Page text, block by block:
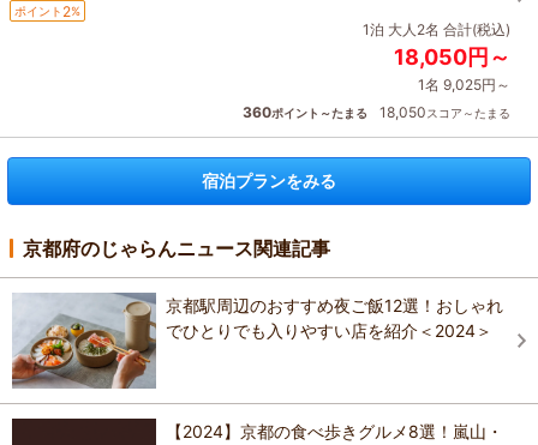
ポイント 2%
1泊 大人2名 合計(税込)
18,050円～
1名 9,025円～
360ポイント～たまる 18,050スコア～たまる
宿泊プランをみる
京都府のじゃらんニュース関連記事
京都駅周辺のおすすめ夜ご飯12選！おしゃれ
でひとりでも入りやすい店を紹介＜2024＞
【2024】京都の食べ歩きグルメ8選！嵐山・